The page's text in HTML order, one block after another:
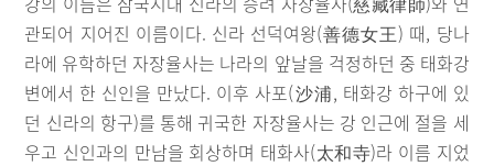
관되어 지어진 이름이다. 신라 선덕여왕(善德女王) 때, 당나
라에 유학하던 자장율사는 나라의 앞날을 걱정하던 중 태화강
변에서 한 신인을 만났다. 이후 사포(沙浦, 태화강 하구에 있
던 신라의 항구)를 통해 귀국한 자장율사는 강 인근에 절을 세
우고 신인과의 만남을 회상하며 태화사(太和寺)라 이름 지었